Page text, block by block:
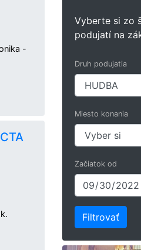
-
Vyberte si zo
podujatí na
Druh podujatia
Miesto konania
Začiatok od